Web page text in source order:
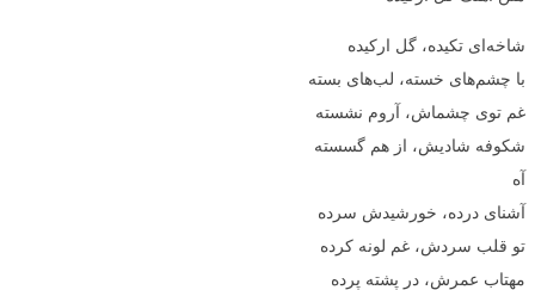
شاخه‌ای تکیده، گل ارکیده
با چشم‌های خسته، لب‌های بسته
غم توی چشماش، آروم نشسته
شکوفه شادیش، از هم گسسته
آه
آشنای درده، خورشیدش سرده
تو قلب سردش، غم لونه کرده
مهتاب عمرش، در پشته پرده